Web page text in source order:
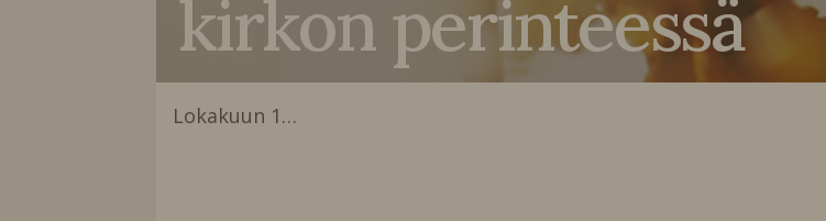
kirkon perinteessä
Lokakuun 1…